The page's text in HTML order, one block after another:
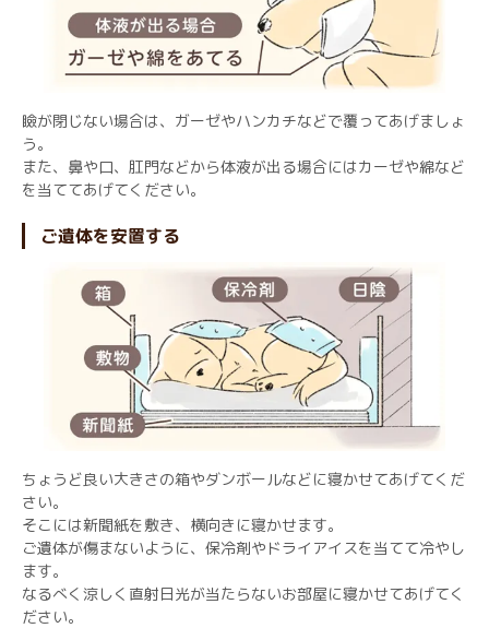
瞼が閉じない場合は、ガーゼやハンカチなどで覆ってあげましょ
う。
また、鼻や口、肛門などから体液が出る場合にはカーゼや綿など
を当ててあげてください。
ご遺体を安置する
ちょうど良い大きさの箱やダンボールなどに寝かせてあげてくだ
さい。
そこには新聞紙を敷き、横向きに寝かせます。
ご遺体が傷まないように、保冷剤やドライアイスを当てて冷やし
ます。
なるべく涼しく直射日光が当たらないお部屋に寝かせてあげてく
ださい。